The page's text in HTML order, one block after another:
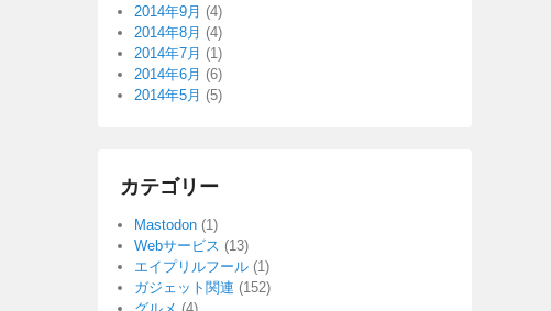
2014年9月 (4)
2014年8月 (4)
2014年7月 (1)
2014年6月 (6)
2014年5月 (5)
カテゴリー
Mastodon (1)
Webサービス (13)
エイプリルフール (1)
ガジェット関連 (152)